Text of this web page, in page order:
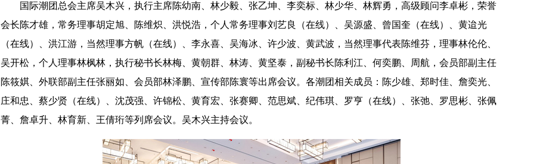
国际潮团总会主席吴木兴，执行主席陈幼南、林少毅、张乙坤、李奕标、林少华、林辉勇，高级顾问李卓彬，荣誉
会长陈才雄，常务理事胡定旭、陈维炽、洪悦浩，个人常务理事刘艺良（在线）、吴源盛、曾国奎（在线）、黄迨光
（在线）、洪江游， 当然理事方帆（在线）、 李永喜、 吴海冰 许少波 黄武波 ，当然理事代表陈维芬，理事林伦伦、
吴开松，个人理事林枫林，执行秘书长林梅、黄朝群、林涛、黄坚泰，副秘书长陈利江、何奕鹏、周航，会员部副主任
陈筱娸、外联部副主任张丽如、会员部林泽鹏、宣传部陈寰等出席会议。各潮团相关成员：陈少雄、郑时佳、詹奕光、
庄和忠、蔡少贤（在线）、沈茂强、许锦松、黄育宏、张赛卿、范思斌、纪伟琪、罗亨（在线）、张弛、罗思彬、张佩
菁、詹卓升、林育新、王倩珩等列席会议。吴木兴主持会议。